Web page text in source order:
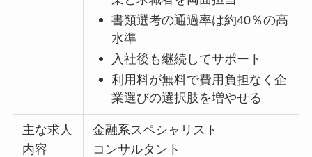
書類選考の通過率は約40％の高
水準
入社後も継続してサポート
利用料が無料で費用負担なく企
業選びの選択肢を増やせる
主な求人
内容
金融系スペシャリスト
コンサルタント